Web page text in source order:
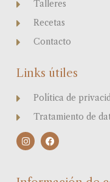
Talleres
Recetas
Contacto
Links útiles
Política de
Tratamiento de
I
n
F
a